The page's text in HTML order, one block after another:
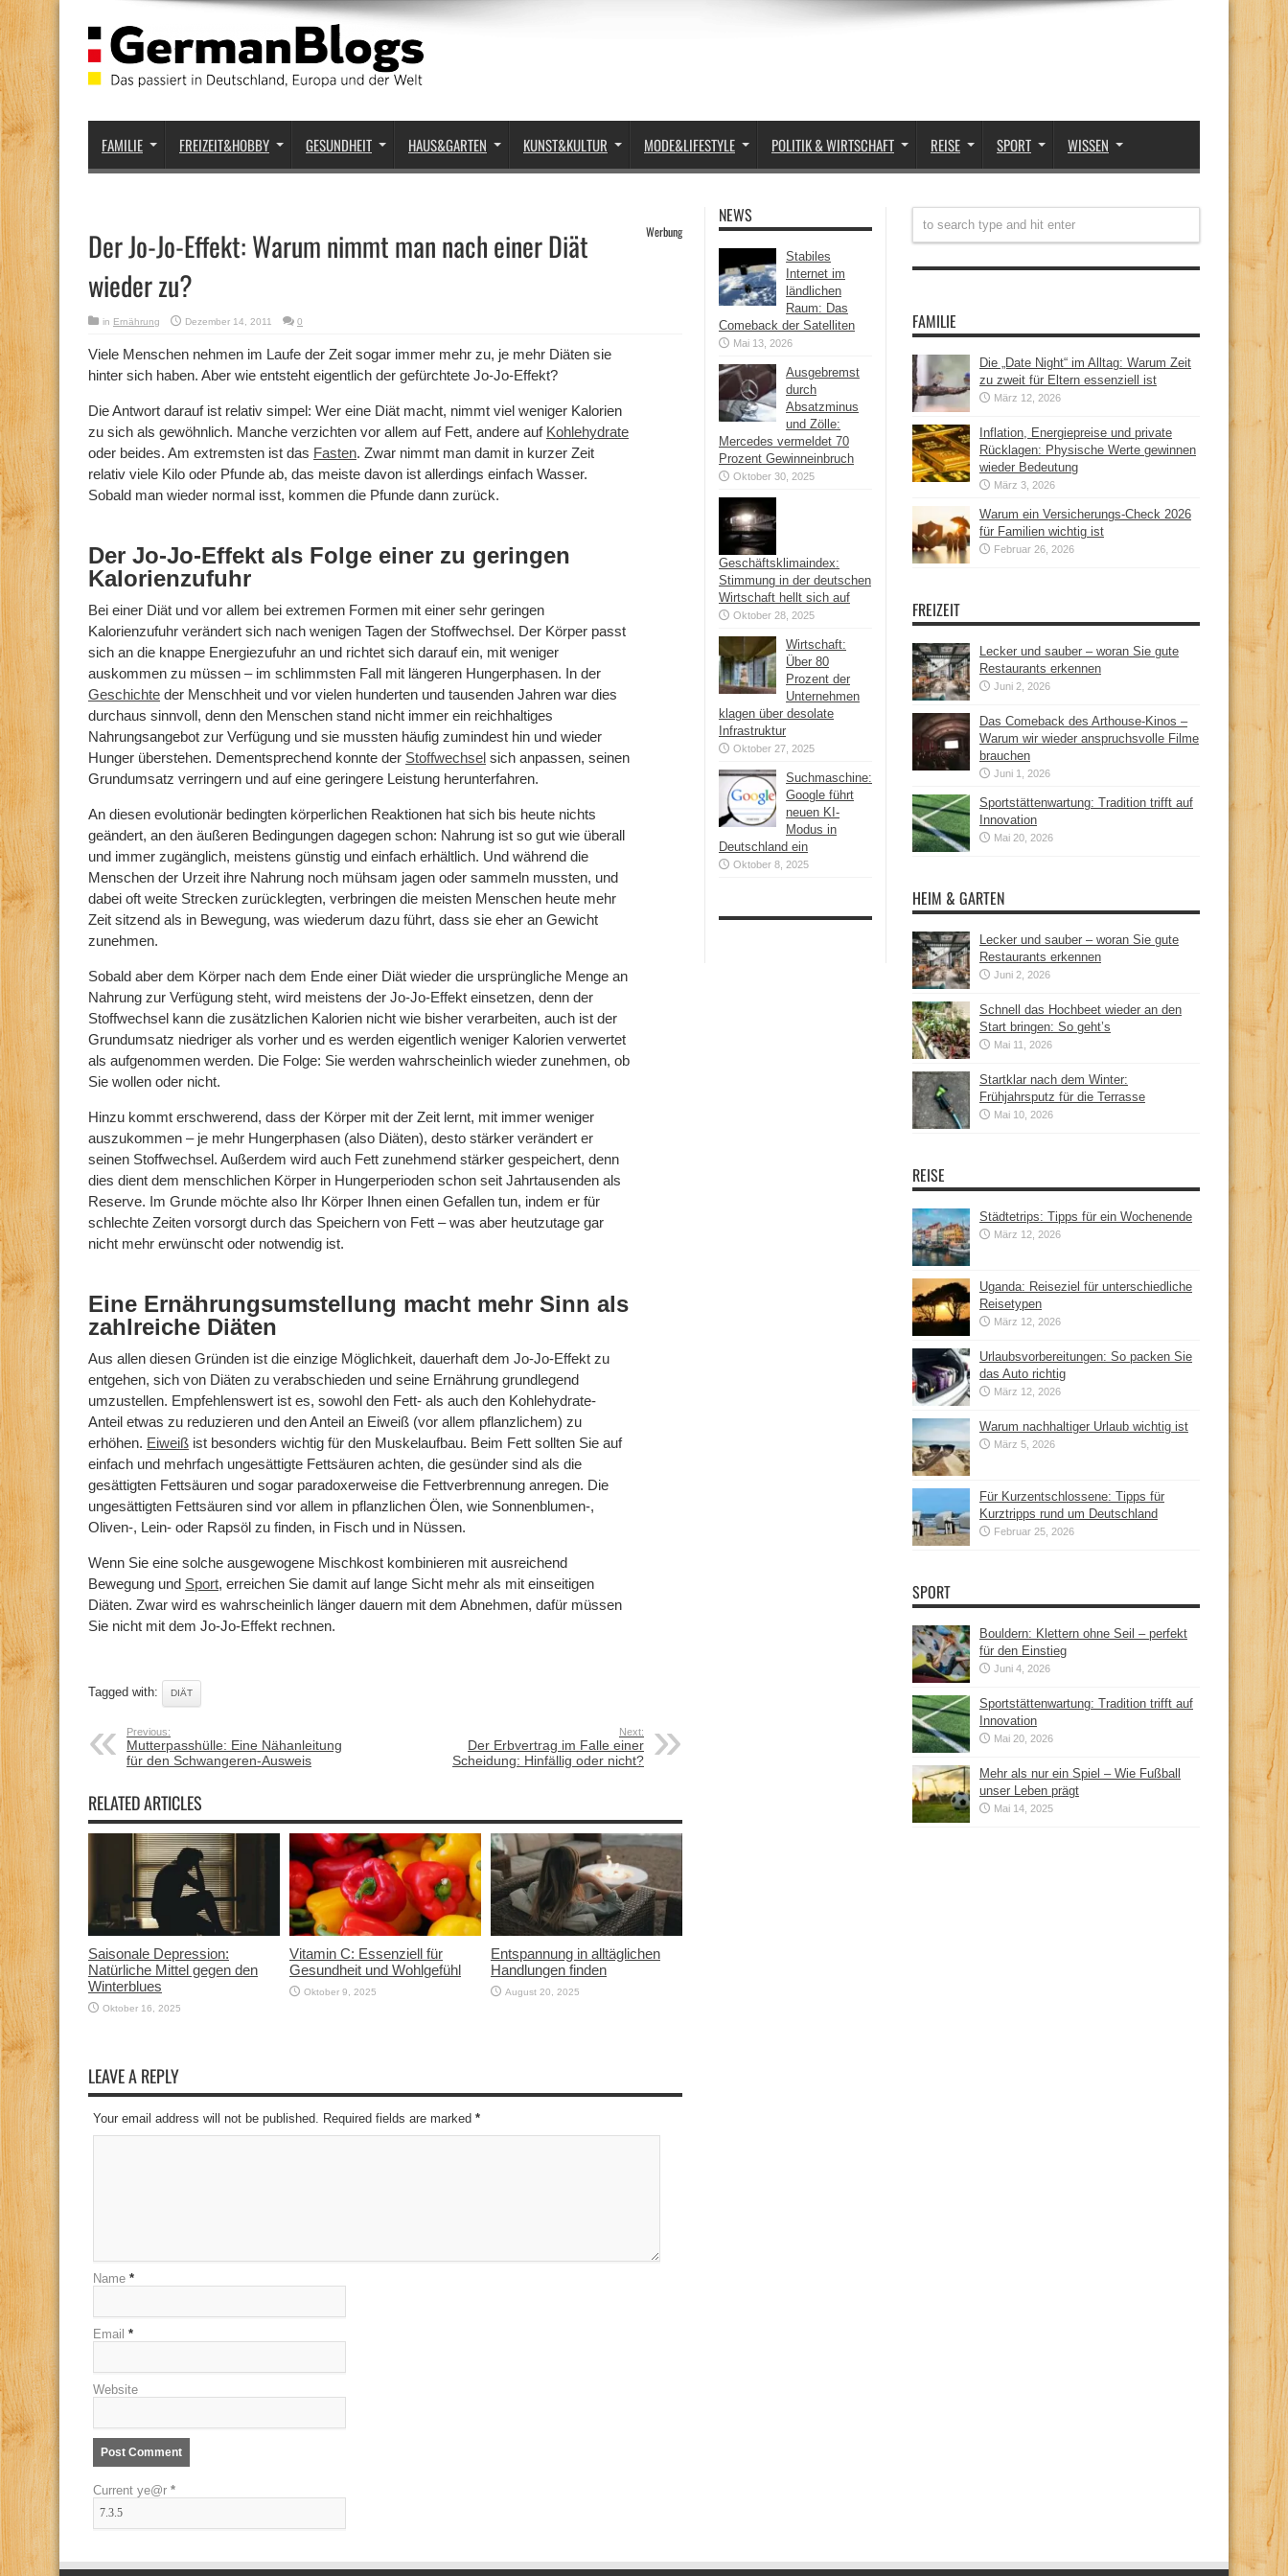
FAMILIE FREIZEIT&HOBBY GESUNDHEIT HAUS&GARTEN KUNST&KULTUR MODE&LIFESTYLE POLITIK & WIRTSCHAFT REISE SPORT WISSEN
Der Jo-Jo-Effekt: Warum nimmt man nach einer Diät
wieder zu?
Werbung
in Ernährung Dezember 14, 2011 0
Viele Menschen nehmen im Laufe der Zeit sogar immer mehr zu, je mehr Diäten sie
hinter sich haben. Aber wie entsteht eigentlich der gefürchtete Jo-Jo-Effekt?
Die Antwort darauf ist relativ simpel: Wer eine Diät macht, nimmt viel weniger Kalorien
zu sich als gewöhnlich. Manche verzichten vor allem auf Fett, andere auf Kohlehydrate
oder beides. Am extremsten ist das Fasten. Zwar nimmt man damit in kurzer Zeit
relativ viele Kilo oder Pfunde ab, das meiste davon ist allerdings einfach Wasser.
Sobald man wieder normal isst, kommen die Pfunde dann zurück.
Der Jo-Jo-Effekt als Folge einer zu geringen
Kalorienzufuhr
Bei einer Diät und vor allem bei extremen Formen mit einer sehr geringen
Kalorienzufuhr verändert sich nach wenigen Tagen der Stoffwechsel. Der Körper passt
sich an die knappe Energiezufuhr an und richtet sich darauf ein, mit weniger
auskommen zu müssen – im schlimmsten Fall mit längeren Hungerphasen. In der
Geschichte der Menschheit und vor vielen hunderten und tausenden Jahren war dies
durchaus sinnvoll, denn den Menschen stand nicht immer ein reichhaltiges
Nahrungsangebot zur Verfügung und sie mussten häufig zumindest hin und wieder
Hunger überstehen. Dementsprechend konnte der Stoffwechsel sich anpassen, seinen
Grundumsatz verringern und auf eine geringere Leistung herunterfahren.
An diesen evolutionär bedingten körperlichen Reaktionen hat sich bis heute nichts
geändert, an den äußeren Bedingungen dagegen schon: Nahrung ist so gut wie überall
und immer zugänglich, meistens günstig und einfach erhältlich. Und während die
Menschen der Urzeit ihre Nahrung noch mühsam jagen oder sammeln mussten, und
dabei oft weite Strecken zurücklegten, verbringen die meisten Menschen heute mehr
Zeit sitzend als in Bewegung, was wiederum dazu führt, dass sie eher an Gewicht
zunehmen.
Sobald aber dem Körper nach dem Ende einer Diät wieder die ursprüngliche Menge an
Nahrung zur Verfügung steht, wird meistens der Jo-Jo-Effekt einsetzen, denn der
Stoffwechsel kann die zusätzlichen Kalorien nicht wie bisher verarbeiten, auch ist der
Grundumsatz niedriger als vorher und es werden eigentlich weniger Kalorien verwertet
als aufgenommen werden. Die Folge: Sie werden wahrscheinlich wieder zunehmen, ob
Sie wollen oder nicht.
Hinzu kommt erschwerend, dass der Körper mit der Zeit lernt, mit immer weniger
auszukommen – je mehr Hungerphasen (also Diäten), desto stärker verändert er
seinen Stoffwechsel. Außerdem wird auch Fett zunehmend stärker gespeichert, denn
dies dient dem menschlichen Körper in Hungerperioden schon seit Jahrtausenden als
Reserve. Im Grunde möchte also Ihr Körper Ihnen einen Gefallen tun, indem er für
schlechte Zeiten vorsorgt durch das Speichern von Fett – was aber heutzutage gar
nicht mehr erwünscht oder notwendig ist.
Eine Ernährungsumstellung macht mehr Sinn als
zahlreiche Diäten
Aus allen diesen Gründen ist die einzige Möglichkeit, dauerhaft dem Jo-Jo-Effekt zu
entgehen, sich von Diäten zu verabschieden und seine Ernährung grundlegend
umzustellen. Empfehlenswert ist es, sowohl den Fett- als auch den Kohlehydrate-
Anteil etwas zu reduzieren und den Anteil an Eiweiß (vor allem pflanzlichem) zu
erhöhen. Eiweiß ist besonders wichtig für den Muskelaufbau. Beim Fett sollten Sie auf
einfach und mehrfach ungesättigte Fettsäuren achten, die gesünder sind als die
gesättigten Fettsäuren und sogar paradoxerweise die Fettverbrennung anregen. Die
ungesättigten Fettsäuren sind vor allem in pflanzlichen Ölen, wie Sonnenblumen-,
Oliven-, Lein- oder Rapsöl zu finden, in Fisch und in Nüssen.
Wenn Sie eine solche ausgewogene Mischkost kombinieren mit ausreichend
Bewegung und Sport, erreichen Sie damit auf lange Sicht mehr als mit einseitigen
Diäten. Zwar wird es wahrscheinlich länger dauern mit dem Abnehmen, dafür müssen
Sie nicht mit dem Jo-Jo-Effekt rechnen.
Tagged with: DIÄT
Previous:
Mutterpasshülle: Eine Nähanleitung
für den Schwangeren-Ausweis
Next:
Der Erbvertrag im Falle einer
Scheidung: Hinfällig oder nicht?
RELATED ARTICLES
Saisonale Depression:
Natürliche Mittel gegen den
Winterblues
Oktober 16, 2025
Vitamin C: Essenziell für
Gesundheit und Wohlgefühl
Oktober 9, 2025
Entspannung in alltäglichen
Handlungen finden
August 20, 2025
LEAVE A REPLY
Your email address will not be published. Required fields are marked *
Name *
Email *
Website
Current ye@r *
NEWS
Stabiles
Internet im
ländlichen
Raum: Das
Comeback der Satelliten
Mai 13, 2026
Ausgebremst
durch
Absatzminus
und Zölle:
Mercedes vermeldet 70
Prozent Gewinneinbruch
Oktober 30, 2025
Geschäftsklimaindex:
Stimmung in der deutschen
Wirtschaft hellt sich auf
Oktober 28, 2025
Wirtschaft:
Über 80
Prozent der
Unternehmen
klagen über desolate
Infrastruktur
Oktober 27, 2025
Suchmaschine:
Google führt
neuen KI-
Modus in
Deutschland ein
Oktober 8, 2025
FAMILIE
Die „Date Night“ im Alltag: Warum Zeit
zu zweit für Eltern essenziell ist
März 12, 2026
Inflation, Energiepreise und private
Rücklagen: Physische Werte gewinnen
wieder Bedeutung
März 3, 2026
Warum ein Versicherungs-Check 2026
für Familien wichtig ist
Februar 26, 2026
FREIZEIT
Lecker und sauber – woran Sie gute
Restaurants erkennen
Juni 2, 2026
Das Comeback des Arthouse-Kinos –
Warum wir wieder anspruchsvolle Filme
brauchen
Juni 1, 2026
Sportstättenwartung: Tradition trifft auf
Innovation
Mai 20, 2026
HEIM & GARTEN
Lecker und sauber – woran Sie gute
Restaurants erkennen
Juni 2, 2026
Schnell das Hochbeet wieder an den
Start bringen: So geht’s
Mai 11, 2026
Startklar nach dem Winter:
Frühjahrsputz für die Terrasse
Mai 10, 2026
REISE
Städtetrips: Tipps für ein Wochenende
März 12, 2026
Uganda: Reiseziel für unterschiedliche
Reisetypen
März 12, 2026
Urlaubsvorbereitungen: So packen Sie
das Auto richtig
März 12, 2026
Warum nachhaltiger Urlaub wichtig ist
März 5, 2026
Für Kurzentschlossene: Tipps für
Kurztripps rund um Deutschland
Februar 25, 2026
SPORT
Bouldern: Klettern ohne Seil – perfekt
für den Einstieg
Juni 4, 2026
Sportstättenwartung: Tradition trifft auf
Innovation
Mai 20, 2026
Mehr als nur ein Spiel – Wie Fußball
unser Leben prägt
Mai 14, 2025